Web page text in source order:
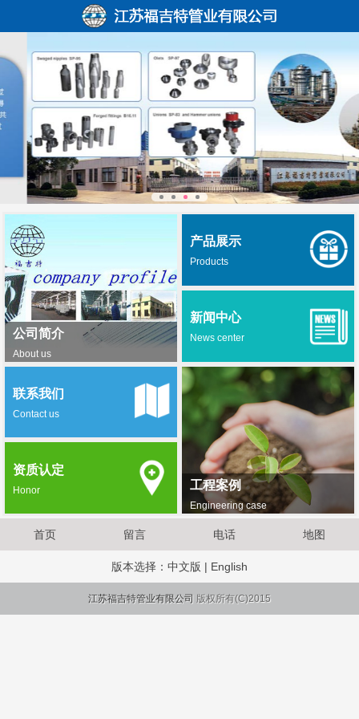
公司简介
About us
产品展示
Products
新闻中心
News center
工程案例
Engineering case
联系我们
Contact us
资质认定
Honor
首页 留言 电话 地图
版本选择： 中文版 | English
江苏福吉特管业有限公司 版权所有(C)2015